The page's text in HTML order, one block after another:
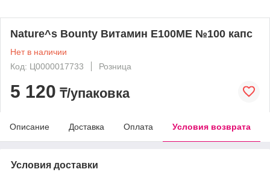
Nature^s Bounty Витамин Е100МЕ №100 капс
Нет в наличии
Код: Ц0000017733
Розница
5 120 ₸/упаковка
Описание Доставка Оплата Условия возврата
Условия доставки